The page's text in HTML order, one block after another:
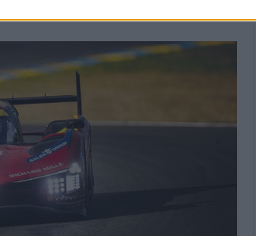
látható mindhárom autó Le Mans-